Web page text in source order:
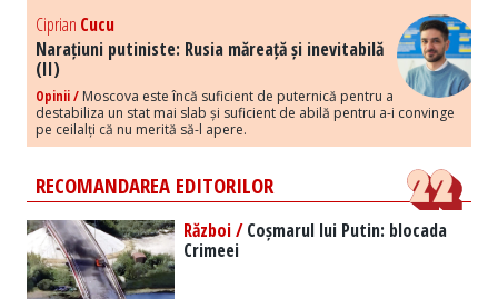
Ciprian Cucu
Narațiuni putiniste: Rusia măreață și inevitabilă
(II)
Opinii / Moscova este încă suficient de puternică pentru a
destabiliza un stat mai slab și suficient de abilă pentru a-i convinge
pe ceilalți că nu merită să-l apere.
RECOMANDAREA EDITORILOR
Război /Coșmarul lui Putin: blocada
Crimeei